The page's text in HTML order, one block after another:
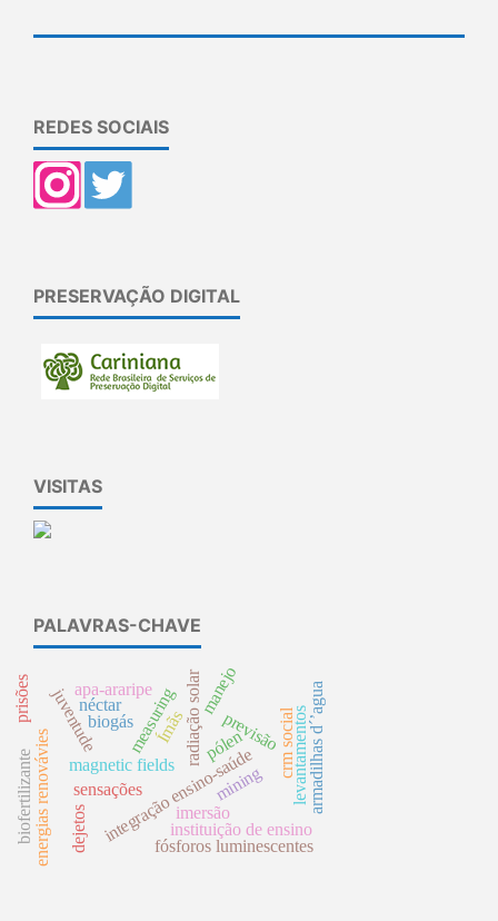
REDES SOCIAIS
PRESERVAÇÃO DIGITAL
VISITAS
PALAVRAS-CHAVE
integração ensino-saúde
biogásmeasuring
magnetic fields
sensações
imersão
radiação solar
energias renovávies previsão
instituição de ensino
crm social
biofertilizante levantamentos
dejetos
juventude Ímãs
fósforos luminescentes
apa-araripe armadilhas d´’agua
prisões
mining
manejo
néctar
pólen